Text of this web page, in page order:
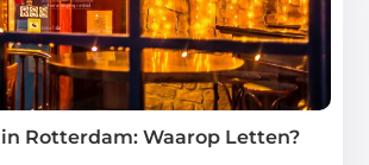
Rotterdam: Waarop Letten?